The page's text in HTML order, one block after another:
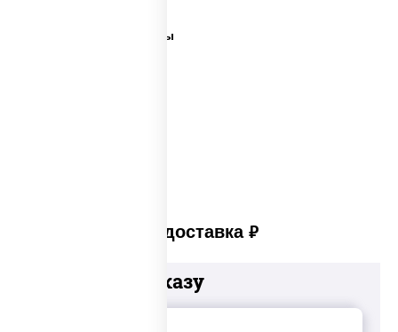
Все виды суши и роллы
Платная доставка руб
Добавьте к заказу